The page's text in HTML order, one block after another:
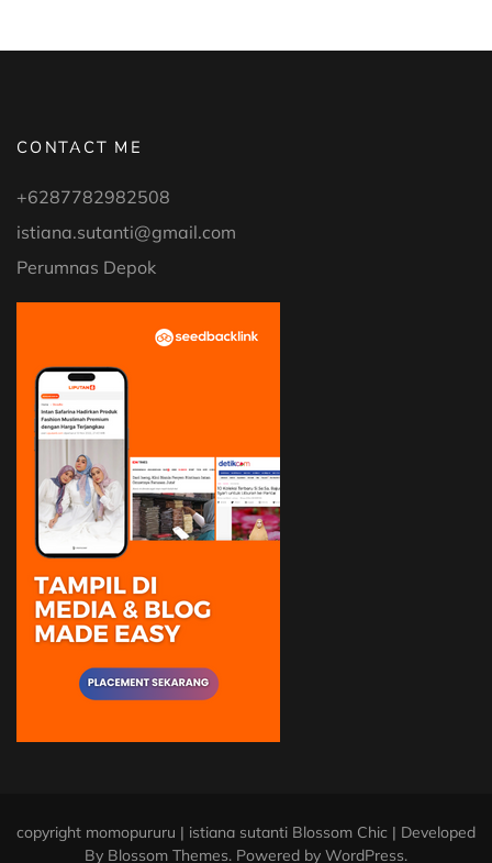
CONTACT ME
+6287782982508
istiana.sutanti@gmail.com
Perumnas Depok
copyright momopururu | istiana sutanti Blossom Chic | Developed
By Blossom Themes. Powered by WordPress.